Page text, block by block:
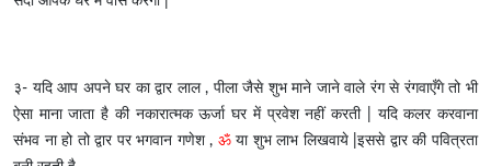
३- यदि आप अपने घर का द्वार लाल , पीला जैसे शुभ माने जाने वाले रंग से रंगवाएँगे तो भी
ऐसा माना जाता है की नकारात्मक ऊर्जा घर में प्रवेश नहीं करती | यदि कलर करवाना
संभव ना हो तो द्वार पर भगवान गणेश , ॐया शुभ लाभ लिखवाये |इससे द्वार की पवित्रता